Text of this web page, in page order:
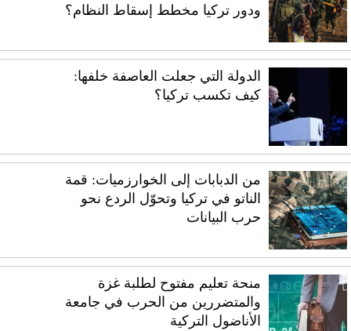
ودور تركيا مخطط إسقاط النظام؟
الدولة التي جعلت العاصفة خلفها:
كيف تكسب تركيا؟
من الدبابات إلى الخوارزميات: قمة
الناتو في تركيا وتحوّل الردع نحو
حرب البيانات
منحة تعليم مفتوح لطلبة غزة
والمتضررين من الحرب في جامعة
الأناضول التركية